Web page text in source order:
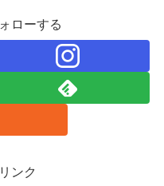
ローする
ンク